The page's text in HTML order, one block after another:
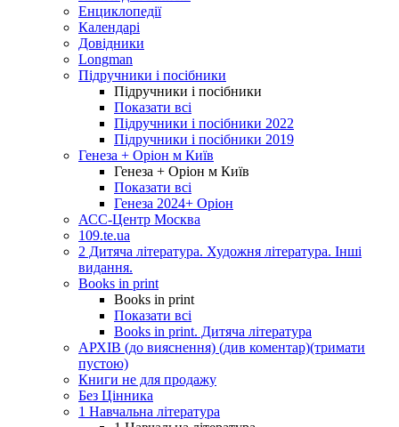
Енциклопедії
Календарі
Довідники
Longman
Підручники і посібники
Підручники і посібники
Показати всі
Підручники і посібники 2022
Підручники і посібники 2019
Генеза + Оріон м Київ
Генеза + Оріон м Київ
Показати всі
Генеза 2024+ Оріон
АСС-Центр Москва
109.te.ua
2 Дитяча література. Художня література. Інші
видання.
Books in print
Books in print
Показати всі
Books in print. Дитяча література
АРХІВ (до вияснення) (див коментар)(тримати
пустою)
Книги не для продажу
Без Цінника
1 Навчальна література